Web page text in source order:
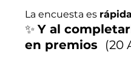
La encuesta es
✨ Y al
en premios (20